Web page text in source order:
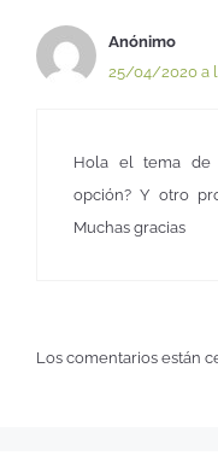
Anónimo
25/04/2020 a
Hola el tema de
opción? Y otro
Muchas gracias
Los comentarios están